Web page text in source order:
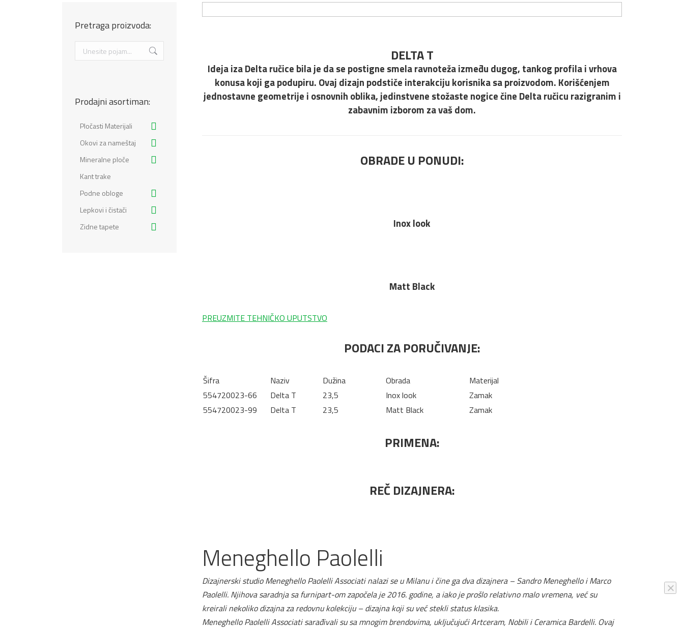
DELTA T
Ideja iza Delta ručice bila je da se postigne smela ravnoteža između dugog, tankog profila i vrhova
konusa koji ga podupiru. Ovaj dizajn podstiče interakciju korisnika sa proizvodom. Korišćenjem
jednostavne geometrije i osnovnih oblika, jedinstvene stožaste nogice čine Delta ručicu razigranim i
zabavnim izborom za vaš dom.
OBRADE U PONUDI:
Inox look
Matt Black
PREUZMITE TEHNIČKO UPUTSTVO
PODACI ZA PORUČIVANJE:
Šifra Naziv Dužina Obrada
Materijal
554720023-66
Delta T 23,5 Inox look
Zamak
554720023-99
Delta T 23,5 Matt Black Zamak
PRIMENA:
REČ DIZAJNERA:
Meneghello Paolelli
Dizajnerski studio Meneghello Paolelli Associati nalazi se u Milanu i čine ga dva dizajnera – Sandro Meneghello i Marco
Paolelli. Njihova saradnja sa furnipart-om započela je 2016. godine, a iako je prošlo relativno malo vremena, već su
kreirali nekoliko dizajna za redovnu kolekciju – dizajna koji su već stekli status klasika.
Meneghello Paolelli Associati sarađivali su sa mnogim brendovima, uključujući Artceram, Nobili i Ceramica Bardelli. Ovaj
Pretraga proizvoda:
Search:
Prodajni asortiman:
Pločasti Materijali
Okovi za nameštaj
Mineralne ploče
Kant trake
Podne obloge
Lepkovi i čistači
Zidne tapete